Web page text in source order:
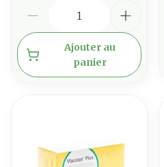
Ajouter au
panier